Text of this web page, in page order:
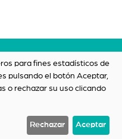
para fines estadísticos de
pulsando el botón Aceptar,
o rechazar su uso clicando
Rechazar Aceptar